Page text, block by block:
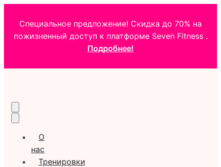
Специальное предложение! Скидка до 70% на
пожизненный доступ к платформе Seven Fitness .
Подробнее!
О
нас
Тренировки